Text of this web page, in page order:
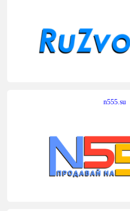
n555.su